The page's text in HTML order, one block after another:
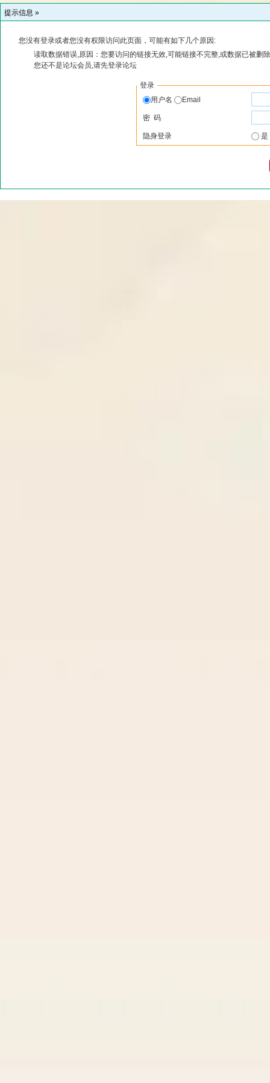
提示信息 »
您没有登录或者您没有权限访问此页面，可能有如下几个原因:
读取数据错误,原因：您要访问的链接无效,可能链接不完整,或数据已被删
您还不是论坛会员,请先登录论坛
登录
用户名
Email
密 码
隐身登录